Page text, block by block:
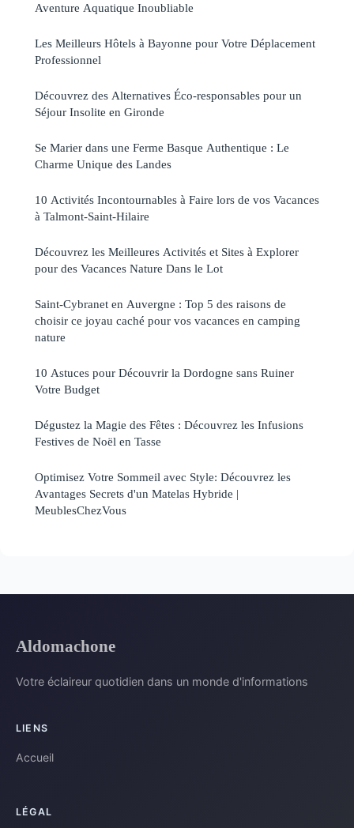
Aventure Aquatique Inoubliable
Les Meilleurs Hôtels à Bayonne pour Votre Déplacement
Professionnel
Découvrez des Alternatives Éco-responsables pour un
Séjour Insolite en Gironde
Se Marier dans une Ferme Basque Authentique : Le
Charme Unique des Landes
10 Activités Incontournables à Faire lors de vos Vacances
à Talmont-Saint-Hilaire
Découvrez les Meilleures Activités et Sites à Explorer
pour des Vacances Nature Dans le Lot
Saint-Cybranet en Auvergne : Top 5 des raisons de
choisir ce joyau caché pour vos vacances en camping
nature
10 Astuces pour Découvrir la Dordogne sans Ruiner
Votre Budget
Dégustez la Magie des Fêtes : Découvrez les Infusions
Festives de Noël en Tasse
Optimisez Votre Sommeil avec Style: Découvrez les
Avantages Secrets d'un Matelas Hybride |
MeublesChezVous
Aldomachone
Votre éclaireur quotidien dans un monde d'informations
LIENS
Accueil
LÉGAL